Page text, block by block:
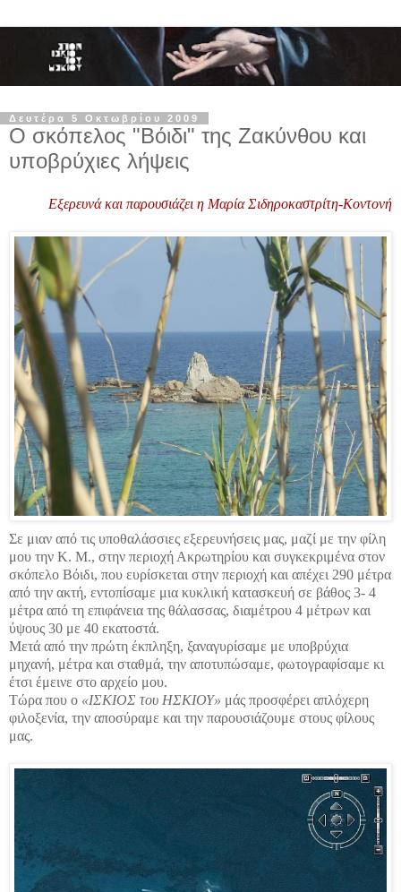
Δευτέρα 5 Οκτωβρίου 2009
Ο σκόπελος "Βόιδι" της Ζακύνθου και
υποβρύχιες λήψεις
Εξερευνά και παρουσιάζει η Μαρία Σιδηροκαστρίτη-Κοντονή
Σε μιαν από τις υποθαλάσσιες εξερευνήσεις μας, μαζί με την φίλη
μου την Κ. Μ., στην περιοχή Ακρωτηρίου και συγκεκριμένα στον
σκόπελο Βόιδι, που ευρίσκεται στην περιοχή και απέχει 290 μέτρα
από την ακτή, εντοπίσαμε μια κυκλική κατασκευή σε βάθος 3- 4
μέτρα από τη επιφάνεια της θάλασσας, διαμέτρου 4 μέτρων και
ύψους 30 με 40 εκατοστά.
Μετά από την πρώτη έκπληξη, ξαναγυρίσαμε με υποβρύχια
μηχανή, μέτρα και σταθμά, την αποτυπώσαμε, φωτογραφίσαμε κι
έτσι έμεινε στο αρχείο μου.
Τώρα που ο «ΙΣΚΙΟΣ του ΗΣΚΙΟΥ» μάς προσφέρει απλόχερη
φιλοξενία, την αποσύραμε και την παρουσιάζουμε στους φίλους
μας.